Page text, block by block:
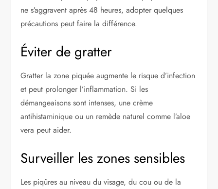
ne s’aggravent après 48 heures, adopter quelques
précautions peut faire la différence.
Éviter de gratter
Gratter la zone piquée augmente le risque d’infection
et peut prolonger l’inflammation. Si les
démangeaisons sont intenses, une crème
antihistaminique ou un remède naturel comme l’aloe
vera peut aider.
Surveiller les zones sensibles
Les piqûres au niveau du visage, du cou ou de la